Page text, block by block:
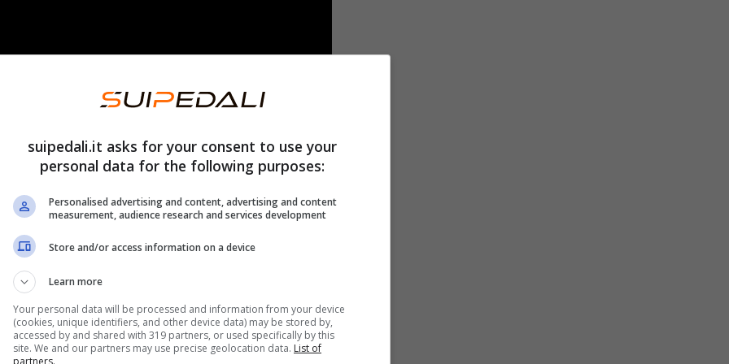
puoi vedere anche tu stesso.
dimostra unQI superiore alla media
disperarti, perché probabilmente sei in
dagli appassionati di enigmi di questo tipo. E
oppure no? Se vuoi una conferma, qui
cercando.
tre operazioni matematiche. Dimentica le
suipedali.it asks for your consent to use your
personal data for the following purposes:
Personalised advertising and content, advertising and content
measurement, audience research and services development
Store and/or access information on a device
Learn more
Your personal data will be processed and information from your device
(cookies, unique identifiers, and other device data) may be stored by,
accessed by and shared with 319 partners, or used specifically by this
site. We and our partners may use precise geolocation data. List of
partners.